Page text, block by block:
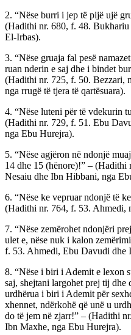
2. “Nëse burri i jep të pijë ujë
(Hadithi nr. 680, f. 48. Bukhariu
El-Irbas).
3. “Nëse gruaja fal pesë
ruan nderin e saj dhe i bindet
(Hadithi nr. 725, f. 50. Bezzari,
nga rrugë të tjera të qartësuara).
4. “Nëse luteni për të vdekurin
(Hadithi nr. 729, f. 51. Ebu
nga Ebu Hurejra).
5. “Nëse agjëron në ndonjë
14 dhe 15 (hënore)!” –
Nesaiu dhe Ibn Hibbani, nga
6. “Nëse ke vepruar ndonjë të
(Hadithi nr. 764, f. 53. Ahmedi,
7. “Nëse zemërohet ndonjëri
ulet e, nëse nuk i kalon
f. 53. Ahmedi, Ebu Davudi dhe
8. “Nëse i biri i Ademit e lexon
saj, shejtani largohet prej tij dhe
urdhërua i biri i Ademit për
xhennet, ndërkohë që unë u
do të jem në zjarr!” – (Hadithi
Ibn Maxhe, nga Ebu Hurejra).